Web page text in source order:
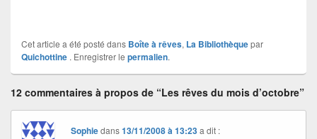
Cet article a été posté dans Boîte à rêves, La Bibliothèquepar
Quichottine . Enregistrer le permalien.
12 commentaires à propos de “Les rêves du mois d’octobre”
Sophiedans13/11/2008 à 13:23 a dit :